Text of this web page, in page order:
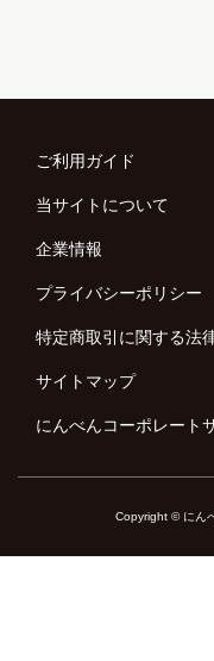
ご利用ガイド
当サイトについて
企業情報
プライバシーポリシー
特定商取引に関する法
サイトマップ
にんべんコーポレート
Copyright © にん